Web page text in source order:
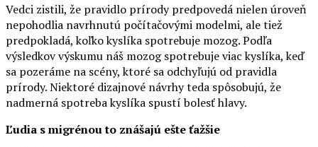
Vedci zistili, že pravidlo prírody predpovedá nielen úroveň
nepohodlia navrhnutú počítačovými modelmi, ale tiež
predpokladá, koľko kyslíka spotrebuje mozog. Podľa
výsledkov výskumu náš mozog spotrebuje viac kyslíka, keď
sa pozeráme na scény, ktoré sa odchyľujú od pravidla
prírody. Niektoré dizajnové návrhy teda spôsobujú, že
nadmerná spotreba kyslíka spustí bolesť hlavy.
Ľudia s migrénou to znášajú ešte ťažšie